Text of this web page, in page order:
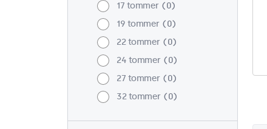
17 tommer
0
19 tommer
0
22 tommer
0
24 tommer
0
27 tommer
0
32 tommer
0